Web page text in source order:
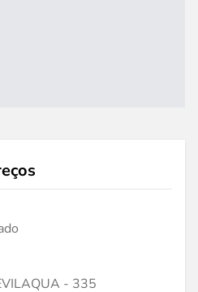
- 335